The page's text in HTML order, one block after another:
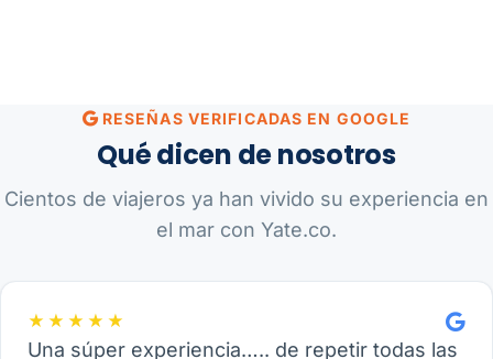
RESEÑAS VERIFICADAS EN GOOGLE
Qué dicen de nosotros
Cientos de viajeros ya han vivido su experiencia en
el mar con Yate.co.
★★★★★
Una súper experiencia….. de repetir todas las